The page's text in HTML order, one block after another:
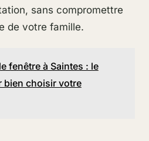
sans compromettre
de votre famille.
fenêtre à Saintes : le
bien choisir votre